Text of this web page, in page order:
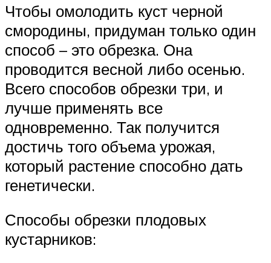
Чтобы омолодить куст черной
смородины, придуман только один
способ – это обрезка. Она
проводится весной либо осенью.
Всего способов обрезки три, и
лучше применять все
одновременно. Так получится
достичь того объема урожая,
который растение способно дать
генетически.
Способы обрезки плодовых
кустарников: